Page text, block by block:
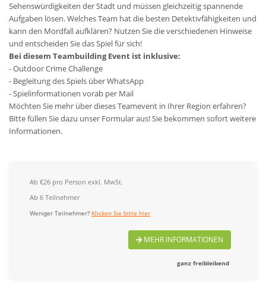
Sehenswürdigkeiten der Stadt und müssen gleichzeitig spannende
Aufgaben lösen. Welches Team hat die besten Detektivfähigkeiten und
kann den Mordfall aufklären? Nutzen Sie die verschiedenen Hinweise
und entscheiden Sie das Spiel für sich!
Bei diesem Teambuilding Event ist inklusive:
- Outdoor Crime Challenge
- Begleitung des Spiels über WhatsApp
- Spielinformationen vorab per Mail
Möchten Sie mehr über dieses Teamevent in Ihrer Region erfahren?
Bitte füllen Sie dazu unser Formular aus! Sie bekommen sofort weitere
Informationen.
Ab €26 pro Person exkl. MwSt.
Ab 6 Teilnehmer
Weniger Teilnehmer? Klicken Sie bitte hier
MEHR INFORMATIONEN
ganz freibleibend